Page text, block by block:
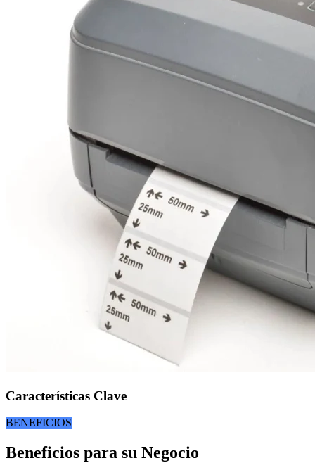
Características Clave
BENEFICIOS
Beneficios para su Negocio